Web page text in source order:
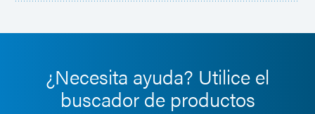
¿Necesita ayuda? Utilice el
buscador de productos